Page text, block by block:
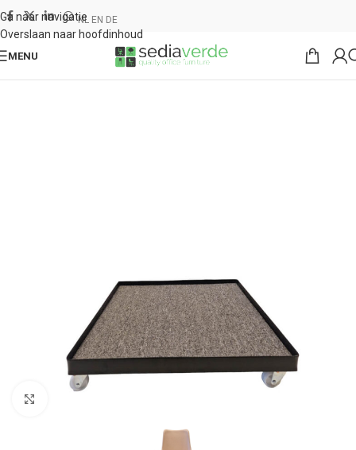
Ga naar navigatie
Overslaan naar hoofdinhoud
NL EN DE
MENU